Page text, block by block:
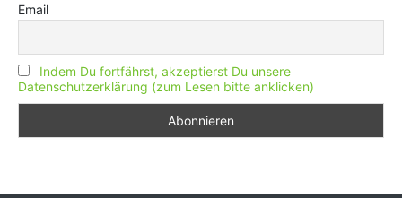
Email
Indem Du fortfährst, akzeptierst Du unsere
Datenschutzerklärung (zum Lesen bitte anklicken)